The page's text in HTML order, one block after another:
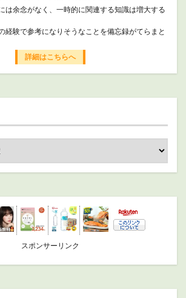
は余念がなく、一時的に関連する知識は増大する
経験で参考になりそうなことを備忘録がてらまと
詳細はこちらへ
スポンサーリンク